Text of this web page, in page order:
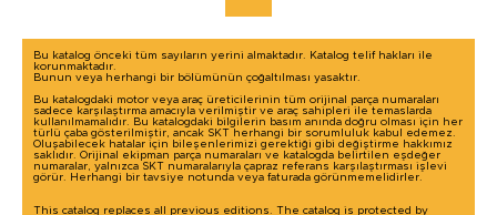
Bu katalog önceki tüm sayıların yerini almaktadır. Katalog telif hakları ile
korunmaktadır.
Bunun veya herhangi bir bölümünün çoğaltılması yasaktır.
Bu katalogdaki motor veya araç üreticilerinin tüm orijinal parça numaraları
sadece karşılaştırma amacıyla verilmiştir ve araç sahipleri ile temaslarda
kullanılmamalıdır. Bu katalogdaki bilgilerin basım anında doğru olması için her
türlü çaba gösterilmiştir, ancak SKT herhangi bir sorumluluk kabul edemez.
Oluşabilecek hatalar için bileşenlerimizi gerektiği gibi değiştirme hakkımız
saklıdır. Orijinal ekipman parça numaraları ve katalogda belirtilen eşdeğer
numaralar, yalnızca SKT numaralarıyla çapraz referans karşılaştırması işlevi
görür. Herhangi bir tavsiye notunda veya faturada görünmemelidirler.
This catalog replaces all previous editions. The catalog is protected by